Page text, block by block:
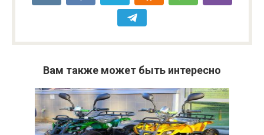
Вам также может быть интересно